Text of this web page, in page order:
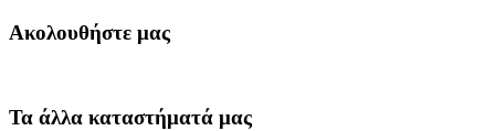
Ακολουθήστε μας
Τα άλλα καταστήματά μας